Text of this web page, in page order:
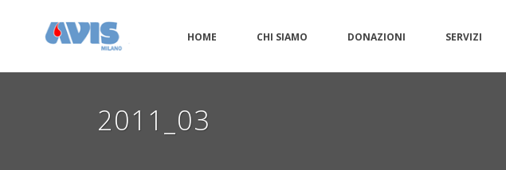
HOME CHI SIAMO DONAZIONI SERVIZI
2011_03